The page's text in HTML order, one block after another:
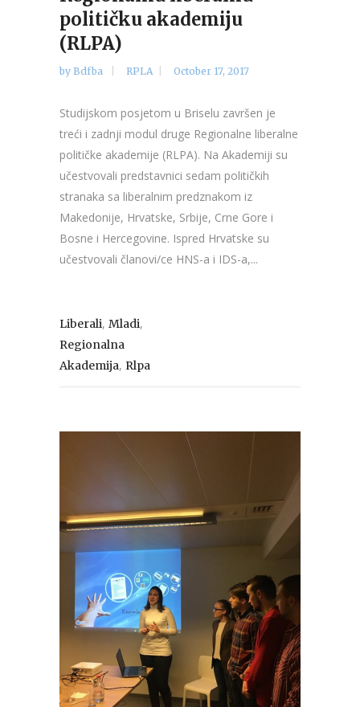
političku akademiju
(RLPA)
by Bdfba RPLA October 17, 2017
Studijskom posjetom u Briselu završen je
treći i zadnji modul druge Regionalne liberalne
političke akademije (RLPA). Na Akademiji su
učestvovali predstavnici sedam političkih
stranaka sa liberalnim predznakom iz
Makedonije, Hrvatske, Srbije, Crne Gore i
Bosne i Hercegovine. Ispred Hrvatske su
učestvovali članovi/ce HNS-a i IDS-a,...
Liberali, Mladi,
Regionalna
Akademija, Rlpa